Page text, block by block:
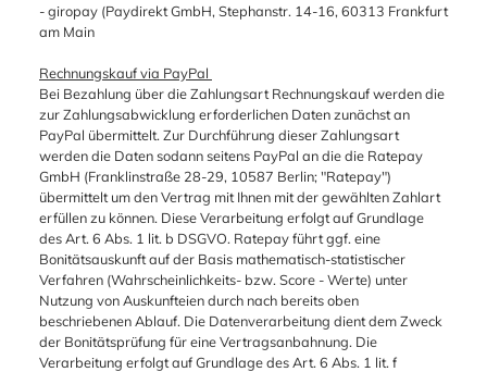
- giropay (Paydirekt GmbH, Stephanstr. 14-16, 60313 Frankfurt
am Main
Rechnungskauf via PayPal
Bei Bezahlung über die Zahlungsart Rechnungskauf werden die
zur Zahlungsabwicklung erforderlichen Daten zunächst an
PayPal übermittelt. Zur Durchführung dieser Zahlungsart
werden die Daten sodann seitens PayPal an die die Ratepay
GmbH (Franklinstraße 28-29, 10587 Berlin; "Ratepay")
übermittelt um den Vertrag mit Ihnen mit der gewählten Zahlart
erfüllen zu können. Diese Verarbeitung erfolgt auf Grundlage
des Art. 6 Abs. 1 lit. b DSGVO. Ratepay führt ggf. eine
Bonitätsauskunft auf der Basis mathematisch-statistischer
Verfahren (Wahrscheinlichkeits- bzw. Score - Werte) unter
Nutzung von Auskunfteien durch nach bereits oben
beschriebenen Ablauf. Die Datenverarbeitung dient dem Zweck
der Bonitätsprüfung für eine Vertragsanbahnung. Die
Verarbeitung erfolgt auf Grundlage des Art. 6 Abs. 1 lit. f